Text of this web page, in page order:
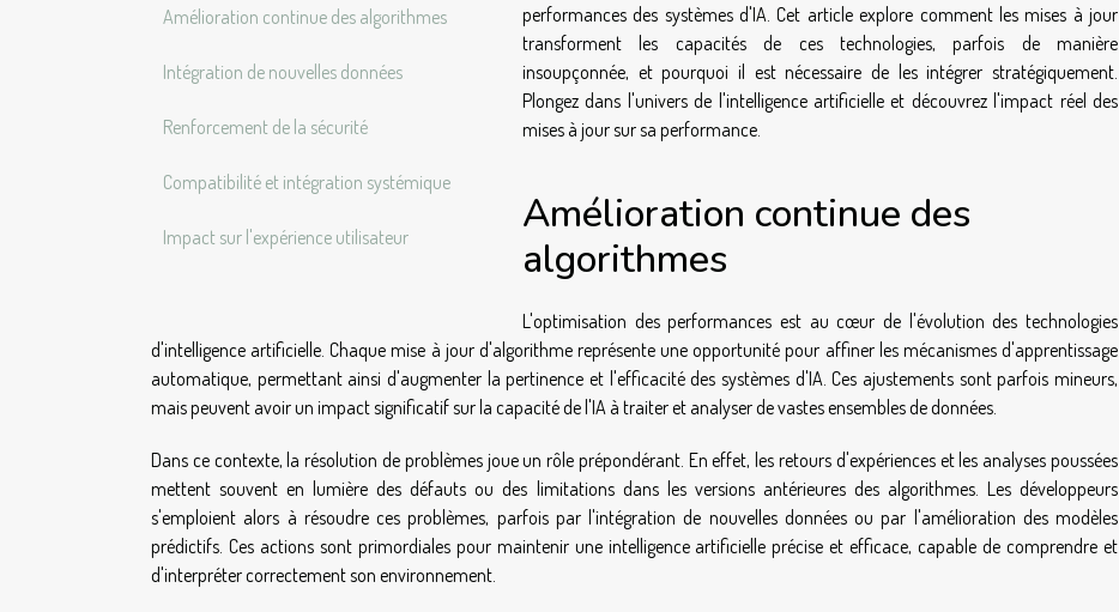
Amélioration continue des algorithmes
Intégration de nouvelles données
Renforcement de la sécurité
Compatibilité et intégration systémique
Impact sur l'expérience utilisateur
performances des systèmes d'IA. Cet article explore comment les mises à jour
transforment les capacités de ces technologies, parfois de manière
insoupçonnée, et pourquoi il est nécessaire de les intégrer stratégiquement.
Plongez dans l'univers de l'intelligence artificielle et découvrez l'impact réel des
mises à jour sur sa performance.
Amélioration continue des
algorithmes
L'optimisation des performances est au cœur de l'évolution des technologies
d'intelligence artificielle. Chaque mise à jour d'algorithme représente une opportunité pour affiner les mécanismes d'apprentissage
automatique, permettant ainsi d'augmenter la pertinence et l'efficacité des systèmes d'IA. Ces ajustements sont parfois mineurs,
mais peuvent avoir un impact significatif sur la capacité de l'IA à traiter et analyser de vastes ensembles de données.
Dans ce contexte, la résolution de problèmes joue un rôle prépondérant. En effet, les retours d'expériences et les analyses poussées
mettent souvent en lumière des défauts ou des limitations dans les versions antérieures des algorithmes. Les développeurs
s'emploient alors à résoudre ces problèmes, parfois par l'intégration de nouvelles données ou par l'amélioration des modèles
prédictifs. Ces actions sont primordiales pour maintenir une intelligence artificielle précise et efficace, capable de comprendre et
d'interpréter correctement son environnement.